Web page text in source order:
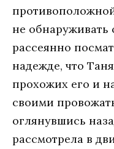
не обнаруживать
рассеянно
надежде, что
прохожих его и
своими
оглянувшись
рассмотрела в